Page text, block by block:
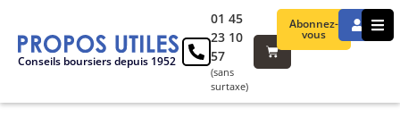
Conseils boursiers depuis 1952
Abonnez-
vous
01 45
23 10
57
(sans
surtaxe)